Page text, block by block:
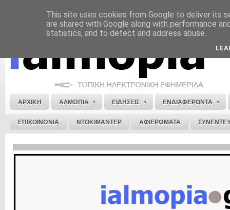
ΝΟΜΙΚΗ ΣΗΜΕΙΩΣΗ ΔΙΑΦΗΜΙΣΗ ΕΠΙΚΟΙΝΩΝΙΑ ΣΤΕΙΛΕ ΜΑΣ
ΑΡΧΙΚΗ ΑΛΜΩΠΙΑ » ΕΙΔΗΣΕΙΣ » ΕΝΔΙΑΦΕΡΟΝΤΑ »
ΕΠΙΚΟΙΝΩΝΙΑ ΝΤΟΚΙΜΑΝΤΕΡ ΑΦΙΕΡΩΜΑΤΑ
This site uses cookies from Google to deliver its
are shared with Google along with performance
statistics, and to detect and address abuse.